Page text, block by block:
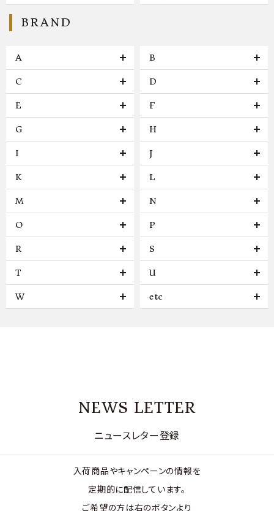
BRAND
A B
C D
E F
G H
I J
K L
M N
O P
R S
T U
W etc
NEWS LETTER
ニュースレター登録
入荷商品やキャンペーンの情報を
定期的に配信しています。
ご希望の方は右のボタンより